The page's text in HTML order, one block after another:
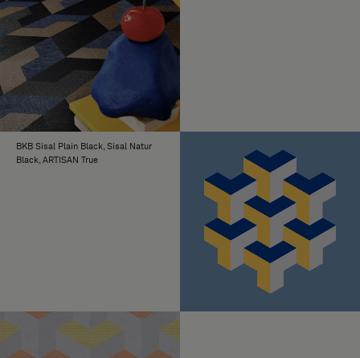
BKB Sisal Plain Black, Sisal Natur
Black, ARTISAN True